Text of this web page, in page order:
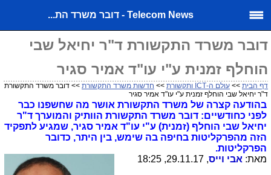
Telecom News - דובר משרד הת...
דובר משרד התקשורת ד"ר יחיאל שבי
הוחלף זמנית ע"י עו"ד אמיר סגיר
דף הבית >> עולם ה-ICT ותקשורת >> חדשות משרד התקשורת >> דובר משרד התקשורת
ד"ר יחיאל שבי הוחלף זמנית ע"י עו"ד אמיר סגיר
בהודעה קצרה של משרד התקשורת אושר מה שחשפנו כבר
לפני כחודשיים: דובר משרד התקשורת הוותיק והמוערך ד"ר
יחיאל שבי הוחלף (זמנית) ע"י עו"ד אמיר סגיר, שמגיע לתפקיד
הזה מהפרקליטות בחיפה בה שימש, בין היתר, כדובר
הפרקליטות.
מאת: אבי וייס, 29.11.17, 18:25